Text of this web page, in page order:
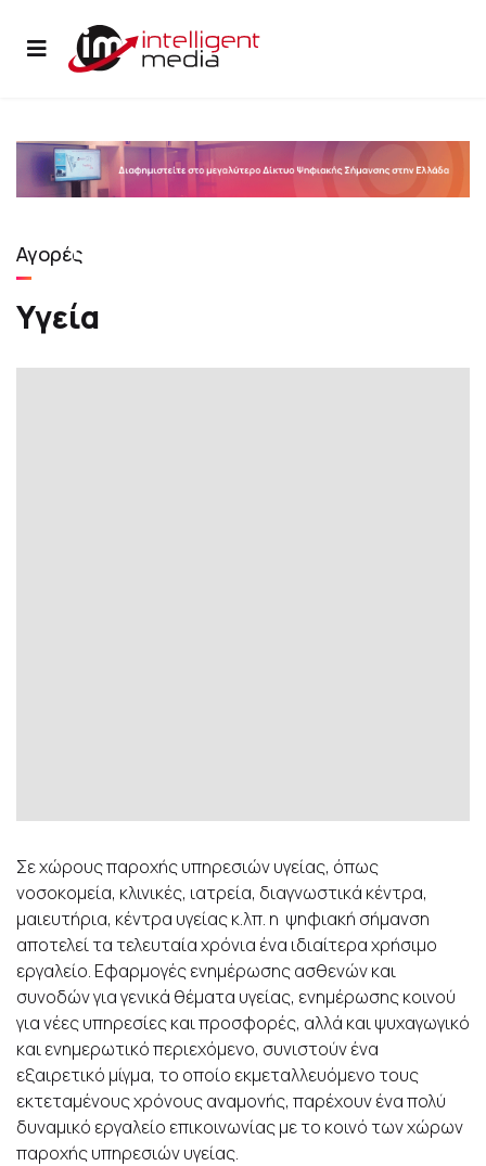
17 Σεπτεμβρίου 2021
Αγορές
Υγεία
Σε χώρους παροχής υπηρεσιών υγείας, όπως
νοσοκομεία, κλινικές, ιατρεία, διαγνωστικά κέντρα,
μαιευτήρια, κέντρα υγείας κ.λπ. η ψηφιακή σήμανση
αποτελεί τα τελευταία χρόνια ένα ιδιαίτερα χρήσιμο
εργαλείο. Εφαρμογές ενημέρωσης ασθενών και
συνοδών για γενικά θέματα υγείας, ενημέρωσης κοινού
για νέες υπηρεσίες και προσφορές, αλλά και ψυχαγωγικό
και ενημερωτικό περιεχόμενο, συνιστούν ένα
εξαιρετικό μίγμα, το οποίο εκμεταλλευόμενο τους
εκτεταμένους χρόνους αναμονής, παρέχουν ένα πολύ
δυναμικό εργαλείο επικοινωνίας με το κοινό των χώρων
παροχής υπηρεσιών υγείας.